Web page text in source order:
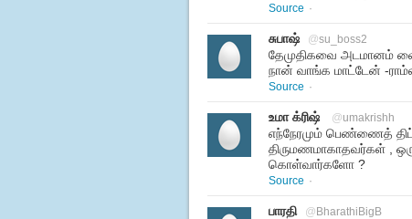
Source ·
சுபாஷ் @su_boss2
தேமுதிகவை அடமானம்
நான் வாங்க மாட்டேன் -
Source ·
உமா க்ரிஷ் @umakrishh
எந்நேரமும் பெண்ணைத்
திருமணமாகாதவர்கள் ,
கொள்வார்களோ ?
Source ·
பாரதி @ BharathiBigB